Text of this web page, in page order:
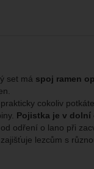
souhrnně a
webu.
abychom vám
tak na stránkách
set má spoj ramen
cokoliv
Pojistka je v dolní
odření o lano při
lezcům s